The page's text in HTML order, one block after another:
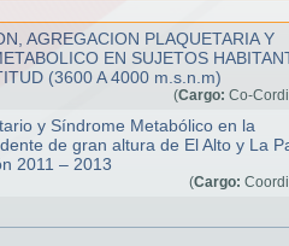
AGREGACION PLAQUETARIA Y
EN SUJETOS
(3600 A 4000 m.s.n.m)
(Cargo: Co-
y Síndrome Metabólico en la
de gran altura de El Alto y La
2011 – 2013
(Cargo: